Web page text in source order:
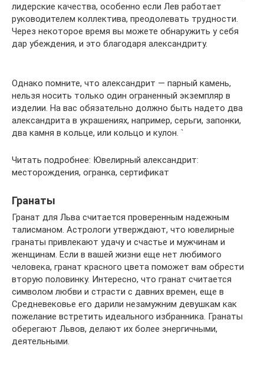
лидерские качества, особенно если Лев работает
руководителем коллектива, преодолевать трудности.
Через некоторое время вы можете обнаружить у себя
дар убеждения, и это благодаря александриту.
Однако помните, что александрит — парный камень,
нельзя носить только один ограненный экземпляр в
изделии. На вас обязательно должно быть надето два
александрита в украшениях, например, серьги, запонки,
два камня в кольце, или кольцо и кулон. `
Читать подробнее: Ювелирный александрит:
месторождения, огранка, сертификат
Гранаты
Гранат для Льва считается проверенным надежным
талисманом. Астрологи утверждают, что ювелирные
гранаты привлекают удачу и счастье и мужчинам и
женщинам. Если в вашей жизни еще нет любимого
человека, гранат красного цвета поможет вам обрести
вторую половинку. Интересно, что гранат считается
символом любви и страсти с давних времен, еще в
Средневековье его дарили незамужним девушкам как
пожелание встретить идеального избранника. Гранаты
оберегают Львов, делают их более энергичными,
деятельными.